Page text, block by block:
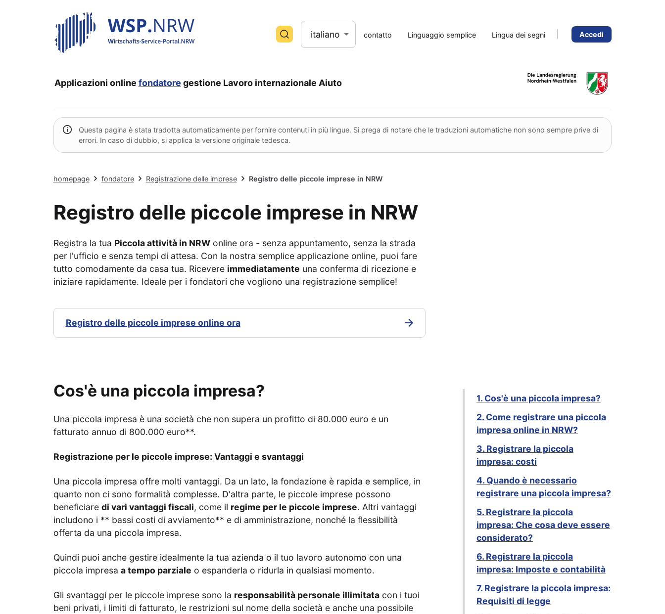
italiano contatto Linguaggio semplice Lingua dei segni Accedi
Applicazioni online fondatore gestione Lavoro internazionale Aiuto
Questa pagina è stata tradotta automaticamente per fornire contenuti in più lingue. Si prega di notare che le traduzioni automatiche non sono sempre prive di
errori. In caso di dubbio, si applica la versione originale tedesca.
homepage fondatore Registrazione delle imprese Registro delle piccole imprese in NRW
Registro delle piccole imprese in NRW
Registra la tua Piccola attività in NRWonline ora - senza appuntamento, senza la strada
per l'ufficio e senza tempi di attesa. Con la nostra semplice applicazione online, puoi fare
tutto comodamente da casa tua. Ricevere immediatamente una conferma di ricezione e
iniziare rapidamente. Ideale per i fondatori che vogliono una registrazione semplice!
Registro delle piccole imprese online ora
Cos'è una piccola impresa?
Una piccola impresa è una società che non supera un profitto di 80.000 euro e un
fatturato annuo di 800.000 euro**.
Registrazione per le piccole imprese: Vantaggi e svantaggi
Una piccola impresa offre molti vantaggi. Da un lato, la fondazione è rapida e semplice, in
quanto non ci sono formalità complesse. D'altra parte, le piccole imprese possono
beneficiare di vari vantaggi fiscali, come il regime per le piccole imprese. Altri vantaggi
includono i ** bassi costi di avviamento** e di amministrazione, nonché la flessibilità
offerta da una piccola impresa.
Quindi puoi anche gestire idealmente la tua azienda o il tuo lavoro autonomo con una
piccola impresa a tempo parziale o espanderla o ridurla in qualsiasi momento.
Gli svantaggi per le piccole imprese sono la responsabilità personale illimitatacon i tuoi
beni privati, i limiti di fatturato, le restrizioni sul nome della società e anche una possibile
1. Cos'è una piccola impresa?
2. Come registrare una piccola
impresa online in NRW?
3. Registrare la piccola
impresa: costi
4. Quando è necessario
registrare una piccola impresa?
5. Registrare la piccola
impresa: Che cosa deve essere
considerato?
6. Registrare la piccola
impresa: Imposte e contabilità
7. Registrare la piccola impresa:
Requisiti di legge